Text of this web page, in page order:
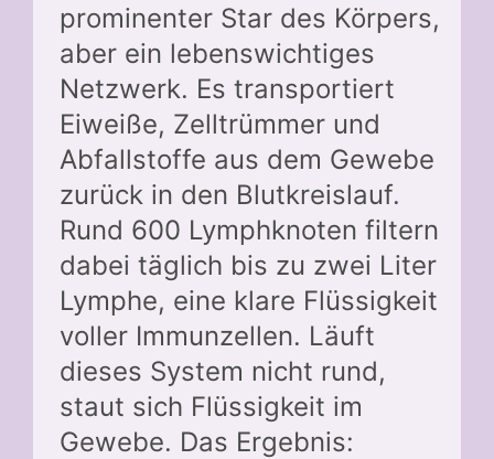
prominenter Star des Körpers,
aber ein lebenswichtiges
Netzwerk. Es transportiert
Eiweiße, Zelltrümmer und
Abfallstoffe aus dem Gewebe
zurück in den Blutkreislauf.
Rund 600 Lymphknoten filtern
dabei täglich bis zu zwei Liter
Lymphe, eine klare Flüssigkeit
voller Immunzellen. Läuft
dieses System nicht rund,
staut sich Flüssigkeit im
Gewebe. Das Ergebnis: